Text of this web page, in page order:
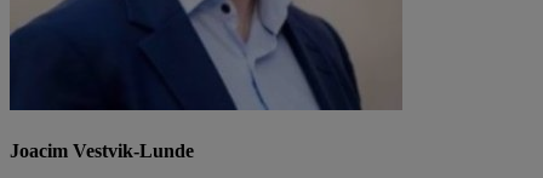
Joacim Vestvik-Lunde